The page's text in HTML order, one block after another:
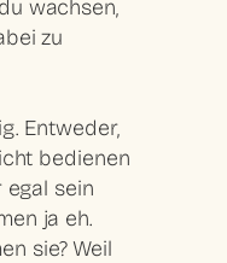
wachsen,
zu
Entweder,
bedienen
sein
ja eh.
sie? Weil